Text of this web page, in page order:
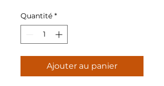
Quantité *
Ajouter au panier